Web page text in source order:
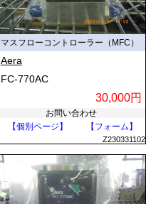
マスフローコントローラー（MFC）
Aera
FC-770AC
30,000円
お問い合わせ
【個別ページ】
【フォーム】
Z230331102